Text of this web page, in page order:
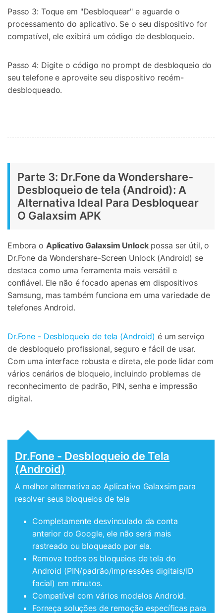
Passo 3: Toque em "Desbloquear" e aguarde o
processamento do aplicativo. Se o seu dispositivo for
compatível, ele exibirá um código de desbloqueio.
Passo 4: Digite o código no prompt de desbloqueio do
seu telefone e aproveite seu dispositivo recém-
desbloqueado.
Parte 3: Dr.Fone da Wondershare-
Desbloqueio de tela (Android): A
Alternativa Ideal Para Desbloquear
O Galaxsim APK
Embora o Aplicativo Galaxsim Unlockpossa ser útil, o
Dr.Fone da Wondershare-Screen Unlock (Android) se
destaca como uma ferramenta mais versátil e
confiável. Ele não é focado apenas em dispositivos
Samsung, mas também funciona em uma variedade de
telefones Android.
Dr.Fone - Desbloqueio de tela (Android) é um serviço
de desbloqueio profissional, seguro e fácil de usar.
Com uma interface robusta e direta, ele pode lidar com
vários cenários de bloqueio, incluindo problemas de
reconhecimento de padrão, PIN, senha e impressão
digital.
Dr.Fone - Desbloqueio de Tela
(Android)
A melhor alternativa ao Aplicativo Galaxsim para
resolver seus bloqueios de tela
Completamente desvinculado da conta
anterior do Google, ele não será mais
rastreado ou bloqueado por ela.
Remova todos os bloqueios de tela do
Android (PIN/padrão/impressões digitais/ID
facial) em minutos.
Compatível com vários modelos Android.
Forneça soluções de remoção específicas para